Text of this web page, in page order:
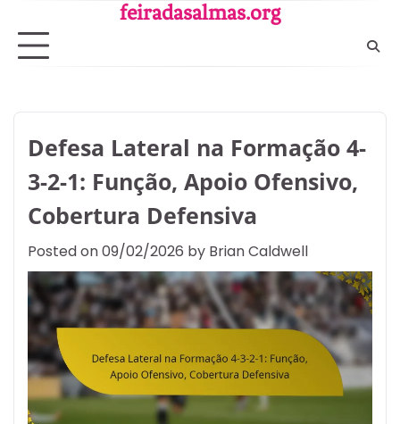
content
feiradasalmas.org
Defesa Lateral na Formação 4-
3-2-1: Função, Apoio Ofensivo,
Cobertura Defensiva
Posted on09/02/2026 by Brian Caldwell